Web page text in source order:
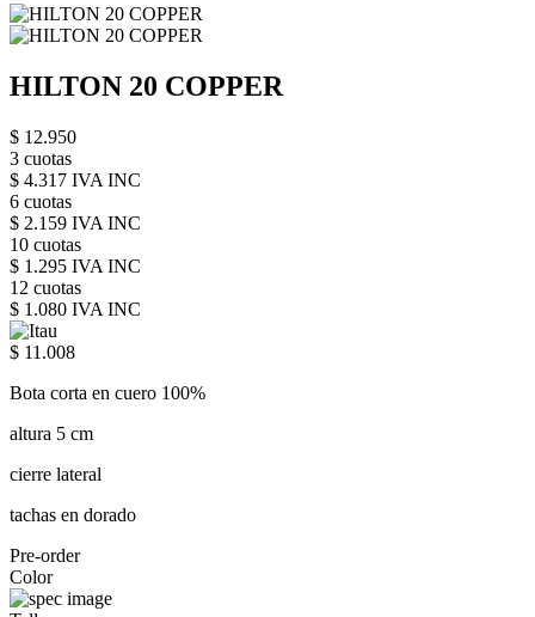
HILTON 20 COPPER
$ 12.950
3 cuotas
$ 4.317 IVA INC
6 cuotas
$ 2.159 IVA INC
10 cuotas
$ 1.295 IVA INC
12 cuotas
$ 1.080 IVA INC
$ 11.008
Bota corta en cuero 100%
altura 5 cm
cierre lateral
tachas en dorado
Pre-order
Color